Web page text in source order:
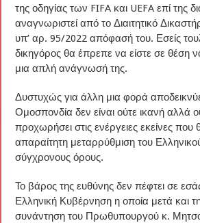
της οδηγίας των FIFA και UEFA επί της
αναγνωριστεί από το Διαιτητικό
υπ’ αρ. 95/2022 απόφασή του. Εσείς
δικηγόρος θα έπρεπε να είστε σε θέση
μια απλή ανάγνωσή της.
Δυστυχώς για άλλη μια φορά
Ομοσπονδία δεν είναι ούτε ικανή αλλά
προχωρήσει στις ενέργειες εκείνες
απαραίτητη μεταρρύθμιση του
σύγχρονους όρους.
Το βάρος της ευθύνης δεν πέφτει σε
Ελληνική Κυβέρνηση η οποία μετά και
συνάντηση του Πρωθυπουργού κ.